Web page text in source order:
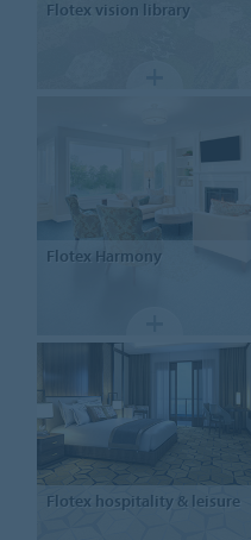
Flotex vision library
Flotex Harmony
Flotex hospitality & leisure